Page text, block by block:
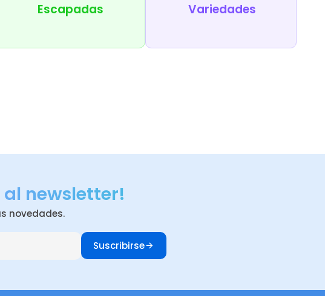
Escapadas Variedades
al newsletter!
novedades.
Suscribirse